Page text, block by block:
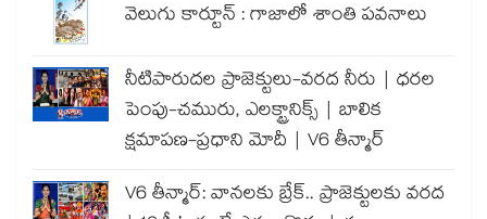
వెలుగు కార్టూన్ : గాజాలో శాంతి పవనాలు
నీటిపారుదల ప్రాజెక్టులు-వరద నీరు | ధరల
పెంపు-చమురు, ఎలక్ట్రానిక్స్ | బాలిక
క్షమాపణ-ప్రధాని మోదీ | V6 తీన్మార్
V6 తీన్మార్: వానలకు బ్రేక్.. ప్రాజెక్టులకు వరద